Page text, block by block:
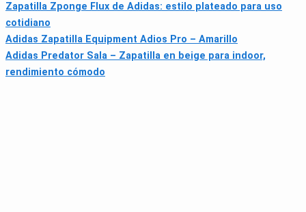
Zapatilla Zponge Flux de Adidas: estilo plateado para uso
cotidiano
Adidas Zapatilla Equipment Adios Pro – Amarillo
Adidas Predator Sala – Zapatilla en beige para indoor,
rendimiento cómodo